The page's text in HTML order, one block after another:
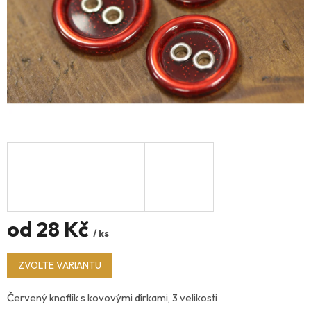
od 28 Kč / ks
Měrná
cena:
ZVOLTE VARIANTU
Červený knoflík s kovovými dírkami, 3 velikosti